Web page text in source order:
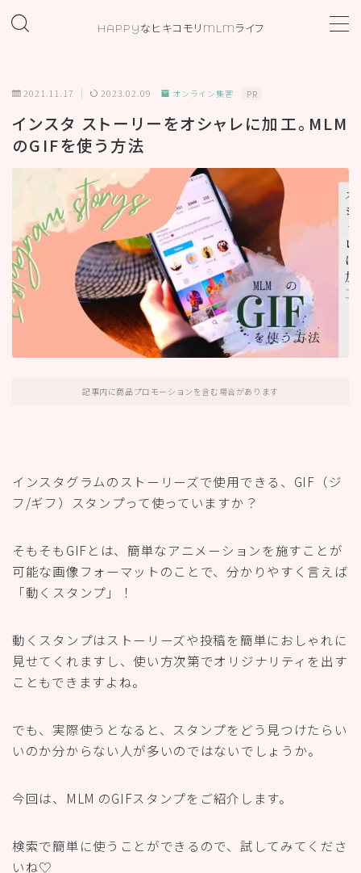
HAPPYなヒキコモリMLMライフ
プロフィール
お問い合わせ
カテゴリー
2021.11.17 2023.02.09 オンライン集客 PR
インスタ ストーリーをオシャレに加工。MLM
のGIFを使う方法
記事内に商品プロモーションを含む場合があります
インスタグラムのストーリーズで使用できる、GIF（ジ
フ/ギフ）スタンプって使っていますか？
そもそもGIFとは、簡単なアニメーションを施すことが
可能な画像フォーマットのことで、分かりやすく言えば
「動くスタンプ」！
動くスタンプはストーリーズや投稿を簡単におしゃれに
見せてくれますし、使い方次第でオリジナリティを出す
こともできますよね。
でも、実際使うとなると、スタンプをどう見つけたらい
いのか分からない人が多いのではないでしょうか。
今回は、MLM のGIFスタンプをご紹介します。
検索で簡単に使うことができるので、試してみてくださ
いね♡